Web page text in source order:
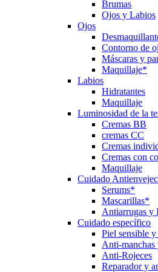
Brumas
Ojos y Labios
Ojos
Contorno de
Máscaras y
Maquillaje*
Labios
Hidratantes
Maquillaje
Luminosidad de la
Cremas BB
cremas CC
Cremas
Cremas con
Maquillaje
Cuidado
Serums*
Mascarillas*
Antiarrugas y
Cuidado específico
Piel sensible y
Anti-manchas
Anti-Rojeces
Reparador y